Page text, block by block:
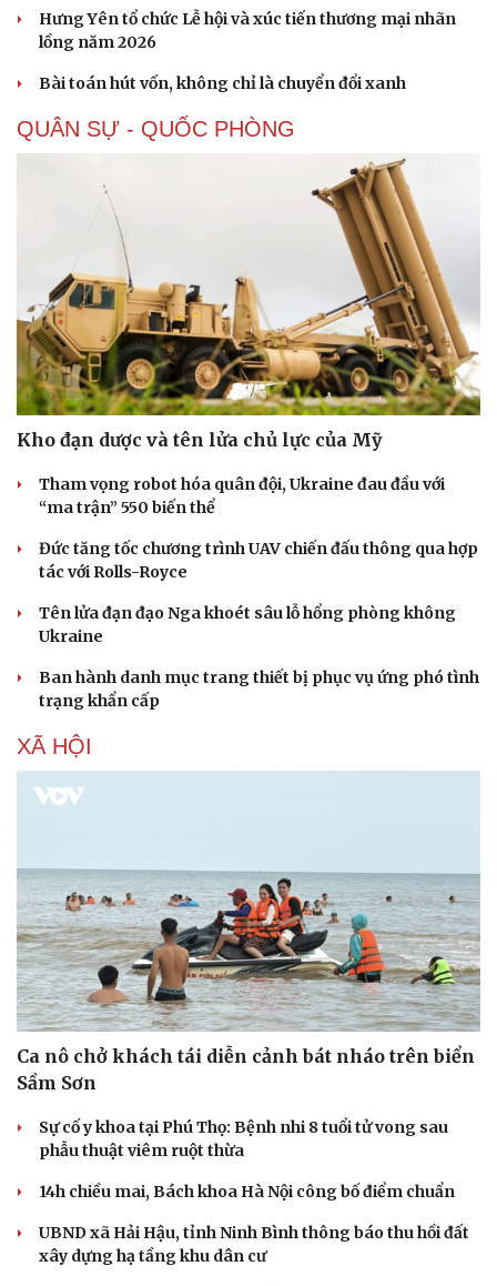
Dinh dưỡng - món ngon
Cây thuốc
Nhi khoa
Nam khoa
Làm đẹp - giảm cân
Ăn sạch sống khỏe
Nhà đẹp
Hưng Yên tổ chức Lễ hội và xúc tiến thương mại nhãn
lồng năm 2026
Bài toán hút vốn, không chỉ là chuyển đổi xanh
QUÂN SỰ - QUỐC PHÒNG
Kho đạn dược và tên lửa chủ lực của Mỹ
Tham vọng robot hóa quân đội, Ukraine đau đầu với
“ma trận” 550 biến thể
Đức tăng tốc chương trình UAV chiến đấu thông qua hợp
tác với Rolls-Royce
Tên lửa đạn đạo Nga khoét sâu lỗ hổng phòng không
Ukraine
Ban hành danh mục trang thiết bị phục vụ ứng phó tình
trạng khẩn cấp
XÃ HỘI
Ca nô chở khách tái diễn cảnh bát nháo trên biển
Sầm Sơn
Sự cố y khoa tại Phú Thọ: Bệnh nhi 8 tuổi tử vong sau
phẫu thuật viêm ruột thừa
14h chiều mai, Bách khoa Hà Nội công bố điểm chuẩn
UBND xã Hải Hậu, tỉnh Ninh Bình thông báo thu hồi đất
xây dựng hạ tầng khu dân cư